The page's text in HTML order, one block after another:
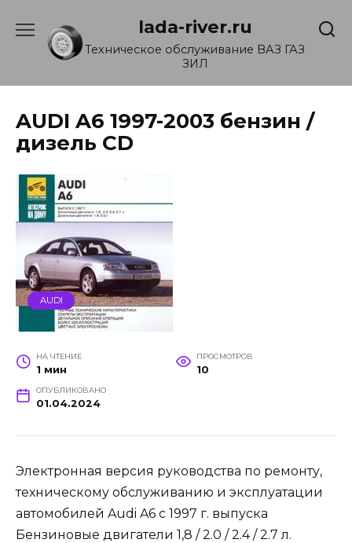
содержанию
lada-river.ru
Техническое обслуживание ВАЗ ГАЗ
ЗИЛ
AUDI A6 1997-2003 бензин /
дизель CD
AUDI
НА ЧТЕНИЕ
1 мин
ПРОСМОТРОВ
10
ОПУБЛИКОВАНО
01.04.2024
Электронная версия руководства по ремонту,
техническому обслуживанию и эксплуатации
автомобилей Audi A6 с 1997 г. выпуска
Бензиновые двигатели 1,8 / 2.0 / 2.4 / 2.7 л.